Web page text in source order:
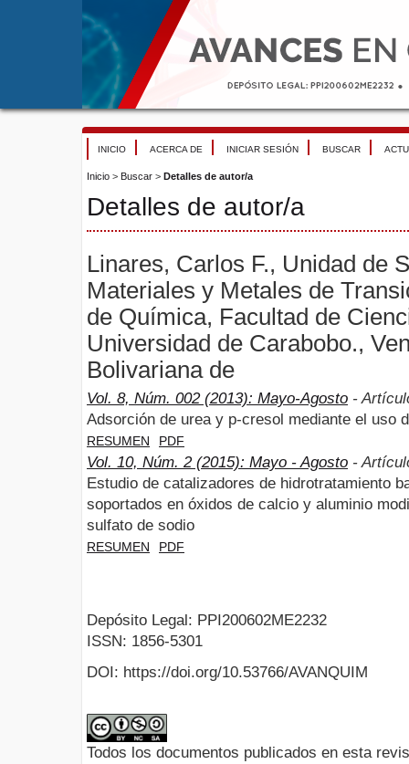
INICIO ACERCA DE INICIAR SESIÓN BUSCAR
Inicio > Buscar > Detalles de autor/a
Detalles de autor/a
Linares, Carlos F., Unidad de
Materiales y Metales de
de Química, Facultad de
Universidad de Carabobo.,
Bolivariana de
Vol. 8, Núm. 002 (2013): Mayo-Agosto -
Adsorción de urea y p-cresol mediante el uso
RESUMEN PDF
Vol. 10, Núm. 2 (2015): Mayo - Agosto -
Estudio de catalizadores de hidrotratamiento
soportados en óxidos de calcio y aluminio
sulfato de sodio
RESUMEN PDF
Depósito Legal: PPI200602ME2232
ISSN: 1856-5301
DOI: https://doi.org/10.53766/AVANQUIM
Todos los documentos publicados en esta